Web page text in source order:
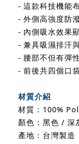
- 這款科技機能
- 外側高強度防
- 內側吸水效果
- 兼具吸濕排汗
- 腰部不但有彈
- 前後共四個口
材質介紹
材質：100%
顏色：黑色 / 深
產地：台灣製造